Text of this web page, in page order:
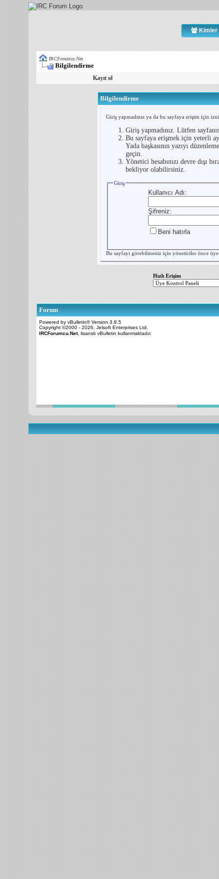
Kimler
IRCForumcu.Net
Bilgilendirme
Kayıt ol
Bilgilendirme
Giriş yapmadınız ya da bu sayfaya erişim için
Giriş yapmadınız. Lütfen
Bu sayfaya erişmek için yeterli
Yada başkasının yazıyı
geçin.
Yönetici hesabınızı devre dışı
bekliyor olabilirsiniz.
Giriş
Kullanıcı Adı:
Şifreniz:
Beni hatırla
Bu sayfayi görebilmeniz için yöneticiler önce üye
Hızlı Erişim
Forum
Powered by vBulletin® Version 3.8.5
Copyright ©2000 - 2026, Jelsoft Enterprises Ltd.
IRCForumcu.Net, lisanslı vBulletin kullanmaktadır.